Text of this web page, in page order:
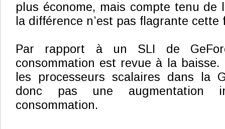
plus économe, mais compte tenu de
la différence n’est pas flagrante cette
Par rapport à un SLI de
consommation est revue à la baisse.
les processeurs scalaires dans la
donc pas une augmentation
consommation.